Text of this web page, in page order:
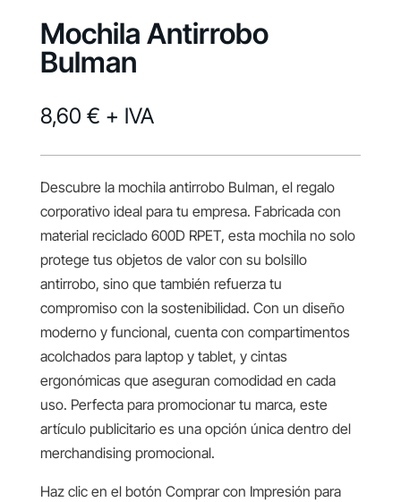
Mochila Antirrobo
Bulman
8,60 € + IVA
Descubre la mochila antirrobo Bulman, el regalo
corporativo ideal para tu empresa. Fabricada con
material reciclado 600D RPET, esta mochila no solo
protege tus objetos de valor con su bolsillo
antirrobo, sino que también refuerza tu
compromiso con la sostenibilidad. Con un diseño
moderno y funcional, cuenta con compartimentos
acolchados para laptop y tablet, y cintas
ergonómicas que aseguran comodidad en cada
uso. Perfecta para promocionar tu marca, este
artículo publicitario es una opción única dentro del
merchandising promocional.
Haz clic en el botón Comprar con Impresión para